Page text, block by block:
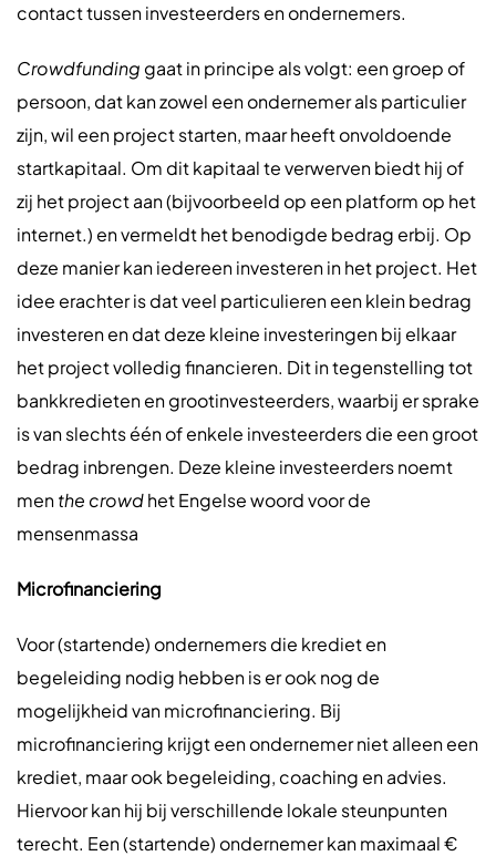
contact tussen investeerders en ondernemers.
Crowdfundinggaat in principe als volgt: een groep of
persoon, dat kan zowel een ondernemer als particulier
zijn, wil een project starten, maar heeft onvoldoende
startkapitaal. Om dit kapitaal te verwerven biedt hij of
zij het project aan (bijvoorbeeld op een platform op het
internet.) en vermeldt het benodigde bedrag erbij. Op
deze manier kan iedereen investeren in het project. Het
idee erachter is dat veel particulieren een klein bedrag
investeren en dat deze kleine investeringen bij elkaar
het project volledig financieren. Dit in tegenstelling tot
bankkredieten en grootinvesteerders, waarbij er sprake
is van slechts één of enkele investeerders die een groot
bedrag inbrengen. Deze kleine investeerders noemt
menthe crowdhet Engelse woord voor de
mensenmassa
Microfinanciering
Voor (startende) ondernemers die krediet en
begeleiding nodig hebben is er ook nog de
mogelijkheid van microfinanciering. Bij
microfinanciering krijgt een ondernemer niet alleen een
krediet, maar ook begeleiding, coaching en advies.
Hiervoor kan hij bij verschillende lokale steunpunten
terecht. Een (startende) ondernemer kan maximaal €